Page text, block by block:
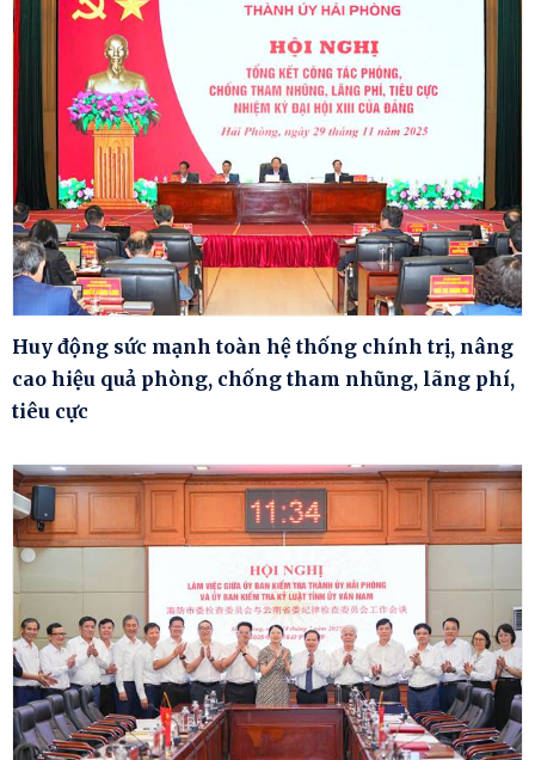
Huy động sức mạnh toàn hệ thống chính trị, nâng
cao hiệu quả phòng, chống tham nhũng, lãng phí,
tiêu cực